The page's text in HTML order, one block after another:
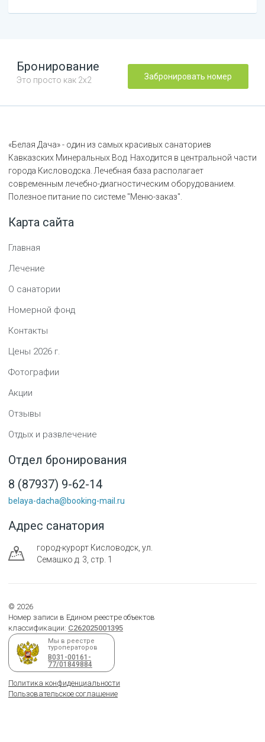
Бронирование
Это просто как 2х2 Забронировать номер
«Белая Дача» - один из самых красивых санаториев
Кавказских Минеральных Вод. Находится в центральной части
города Кисловодска. Лечебная база располагает
современным лечебно-диагностическим оборудованием.
Полезное питание по системе "Меню-заказ".
Карта сайта
Главная
Лечение
О санатории
Номерной фонд
Контакты
Цены 2026 г.
Фотографии
Акции
Отзывы
Отдых и развлечение
Отдел бронирования
8 (87937) 9-62-14
belaya-dacha@booking-mail.ru
Адрес санатория
город-курорт Кисловодск, ул.
Семашко д. 3, стр. 1
© 2026
Номер записи в Едином реестре объектов
классификации: С262025001395
Мы в реестре
туроператоров
В031-00161-
77/01849884
Политика конфиденциальности
Пользовательское соглашение